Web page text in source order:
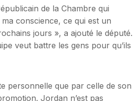
de la Chambre qui
conscience, ce qui est un
jours », a ajouté le député.
veut battre les gens pour qu’ils
personnelle que par celle de son
Jordan n’est pas